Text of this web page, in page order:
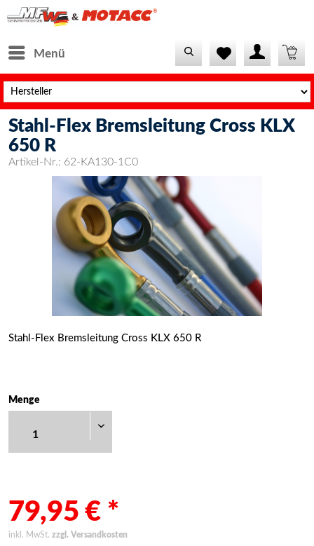
Menü
Stahl-Flex Bremsleitung Cross KLX
650 R
Artikel-Nr.: 62-KA130-1C0
Stahl-Flex Bremsleitung Cross KLX 650 R
Menge
79,95 € *
inkl. MwSt. zzgl. Versandkosten